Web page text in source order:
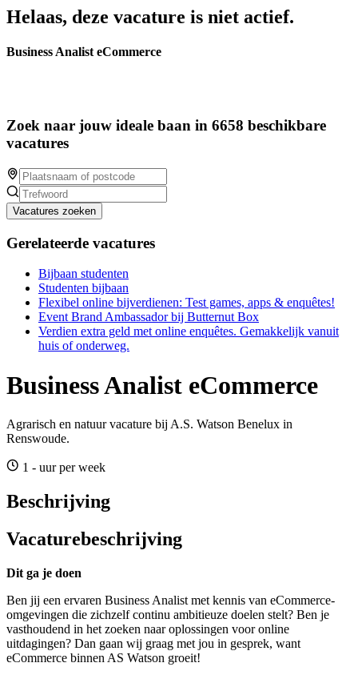
Helaas, deze vacature is niet actief.
Business Analist eCommerce
Zoek naar jouw ideale baan in 6658 beschikbare
vacatures
Vacatures zoeken
Gerelateerde vacatures
Bijbaan studenten
Studenten bijbaan
Flexibel online bijverdienen: Test games, apps & enquêtes!
Event Brand Ambassador bij Butternut Box
Verdien extra geld met online enquêtes. Gemakkelijk vanuit
huis of onderweg.
Business Analist eCommerce
Agrarisch en natuur vacature bij A.S. Watson Benelux in
Renswoude.
1 - uur per week
Beschrijving
Vacaturebeschrijving
Dit ga je doen
Ben jij een ervaren Business Analist met kennis van eCommerce-
omgevingen die zichzelf continu ambitieuze doelen stelt? Ben je
vasthoudend in het zoeken naar oplossingen voor online
uitdagingen? Dan gaan wij graag met jou in gesprek, want
eCommerce binnen AS Watson groeit!